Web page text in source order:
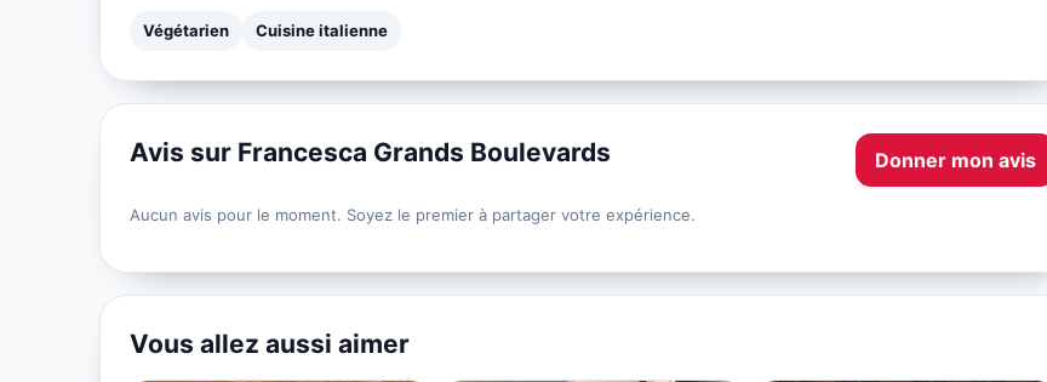
★ 4.5/5
Végétarien Cuisine italienne
Avis sur Francesca Grands Boulevards Donner mon avis
Aucun avis pour le moment. Soyez le premier à partager votre expérience.
Vous allez aussi aimer